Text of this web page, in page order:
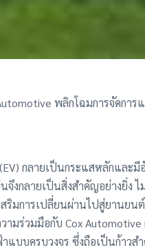
พลิกโฉมการจัดกา
กลายเป็นกระแสหลักและมีอั
งกลายเป็นสิ่งสำคัญอย่างยิ่ง
ริมการเปลี่ยนผ่านไปสู่ยานยน
วามร่วมมือกับ Cox
บบครบวงจร ซึ่งถือเป็นก้าวส